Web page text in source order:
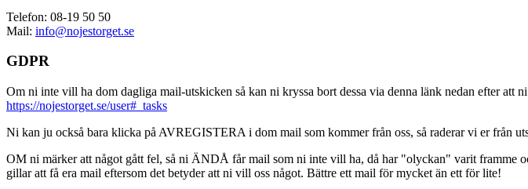
Telefon: 08-19 50 50
Mail: info@nojestorget.se
GDPR
Om ni inte vill ha dom dagliga mail-utskicken så kan ni kryssa bort dessa via denna länk nedan efter att
https://nojestorget.se/user#_tasks
Ni kan ju också bara klicka på AVREGISTERA i dom mail som kommer från oss, så raderar vi er från
OM ni märker att något gått fel, så ni ÄNDÅ får mail som ni inte vill ha, då har "olyckan" varit framme
gillar att få era mail eftersom det betyder att ni vill oss något. Bättre ett mail för mycket än ett för lite!